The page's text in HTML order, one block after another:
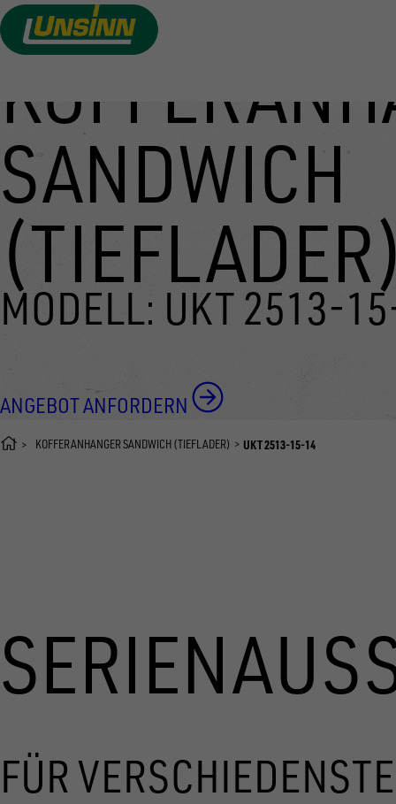
Inhalt
SANDWICH
(TIEFLADER)
MODELL: UKT 2513-
ANGEBOT ANFORDERN
KOFFERANHÄNGER SANDWICH (TIEFLADER) UKT 2513-15-14
FÜR